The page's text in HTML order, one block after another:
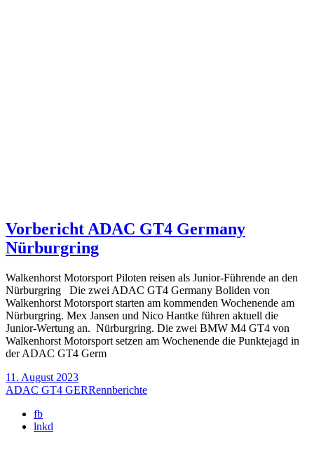
Vorbericht ADAC GT4 Germany
Nürburgring
Walkenhorst Motorsport Piloten reisen als Junior-Führende an den
Nürburgring Die zwei ADAC GT4 Germany Boliden von
Walkenhorst Motorsport starten am kommenden Wochenende am
Nürburgring. Mex Jansen und Nico Hantke führen aktuell die
Junior-Wertung an. Nürburgring. Die zwei BMW M4 GT4 von
Walkenhorst Motorsport setzen am Wochenende die Punktejagd in
der ADAC GT4 Germ
11. August 2023
ADAC GT4 GERRennberichte
fb
lnkd